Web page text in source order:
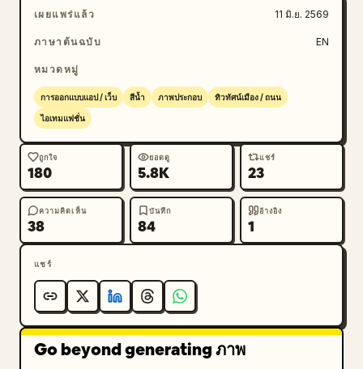
นิวยอร์ก นักท่องเที่ยวคนกลาง: เสื้อโค้ทเทรนช์สีเบจที่ดูสง่า
งาม ผ้าพันคอ รองเท้าบูท เดินอยู่บนถนนหินกรวดสีชมพูใน
สีแดง กระโปรงสั้นหรือเดรส รองเท้าบูทสีเบอร์กันดีสูงถึงเข่า
ถือร่มสีเข้มบนถนนที่เต็มไปด้วยสายฝนในลอนดอน ใบหน้า
ควรเบลอเล็กน้อยหรือไม่มีรายละเอียดชัดเจนเพื่อคงลุคภาพ
แลนด์มาร์คและองค์ประกอบของเมือง: หน้าจอซ้าย/
นิวยอร์กต้องแสดงภาพเทพีเสรีภาพที่โดดเด่น เส้นขอบฟ้า
ของ NYC ผืนน้ำ ราวท่าเรือ รถแท็กซี่สีเหลือง นก และ
ข้อความสไตล์ลายมือที่เขียนว่า “NYC”, “18:30” และ
ต้องแสดงหอไอเฟลที่อยู่ตรงกลางพื้นหลัง ดอกซากุระสีชมพู
อาคารสไตล์ปารีส โต๊ะคาเฟ่ คนเดินถนน กระถางดอกไม้
และกันสาดคาเฟ่เล็กๆ หน้าจอขวา/ลอนดอนต้องแสดงหอ
นาฬิกาบิ๊กเบนและอาคารรัฐสภา พื้นถนนที่เปียกชื้นและ
สะท้อนแสง รถแท็กซี่สีดำ รถบัสสองชั้นสีแดง นกที่กำลังบิน
เผยแพร่แล้ว 11 มิ.ย. 2569
ภาษาต้นฉบับ EN
หมวดหมู่
การออกแบบแอป / เว็บ สีน้ำ ภาพประกอบ ทิวทัศน์เมือง / ถนน
ไอเทมแฟชั่น
ถูกใจ
180
ยอดดู
5.8K
แชร์
23
ความคิดเห็น
38
บันทึก
84
อ้างอิง
1
แชร์
Go beyond generating ภาพ